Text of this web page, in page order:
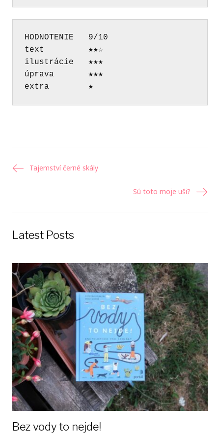
HODNOTENIE   9/10
text         ★★☆
ilustrácie   ★★★
úprava       ★★★
extra        ★
Navigácia
Tajemství černé skály
Sú toto moje uši?
Latest Posts
Bez vody to nejde!